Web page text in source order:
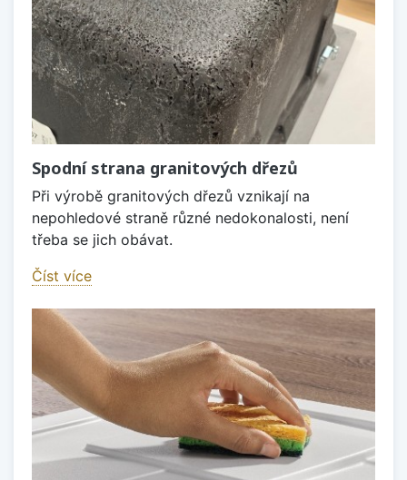
Spodní strana granitových dřezů
Při výrobě granitových dřezů vznikají na
nepohledové straně různé nedokonalosti, není
třeba se jich obávat.
Číst více